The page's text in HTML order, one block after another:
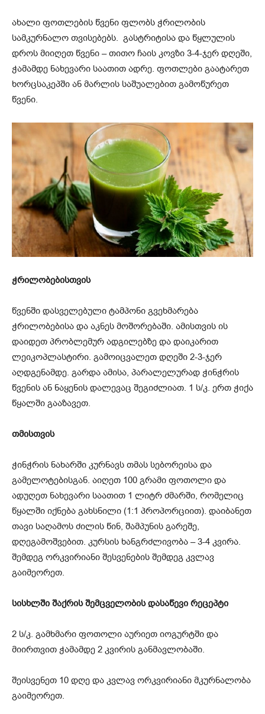
ახალი ფოთლების წვენი ფლობს ჭრილობის
სამკურნალო თვისებებს. გასტრიტისა და წყლულის
დროს მიიღეთ წვენი – თითო ჩაის კოვზი 3-4-ჯერ დღეში,
ჭამამდე ნახევარი საათით ადრე. ფოთლები გაატარეთ
ხორცსაკეპში ან მარლის საშუალებით გამოწურეთ
წვენი.
ჭრილობებისთვის
წვენში დასველებული ტამპონი გვეხმარება
ჭრილობებისა და აკნეს მოშორებაში. ამისთვის ის
დაიდეთ პრობლემურ ადგილებზე და დაიკარით
ლეიკოპლასტირი. გამოიცვალეთ დღეში 2-3-ჯერ
აღდგენამდე. გარდა ამისა, პარალელურად ჭინჭრის
წვენის ან ნაყენის დალევაც შეგიძლიათ. 1 ს/კ. ერთ ჭიქა
წყალში გააზავეთ.
თმისთვის
ჭინჭრის ნახარში კურნავს თმას სებორეისა და
გამელოტებისგან. აიღეთ 100 გრამი ფოთოლი და
ადუღეთ ნახევარი საათით 1 ლიტრ ძმარში, რომელიც
წყალში იქნება გახსნილი (1:1 პროპორციით). დაიბანეთ
თავი საღამოს ძილის წინ, შამპუნის გარეშე,
დღეგამოშვებით. კურსის ხანგრძლივობა – 3-4 კვირა.
შემდეგ ორკვირიანი შესვენების შემდეგ კვლავ
გაიმეორეთ.
სისხლში შაქრის შემცველობის დასაწევი რეცეპტი
2 ს/კ. გამხმარი ფოთოლი აურიეთ იოგურტში და
მიირთვით ჭამამდე 2 კვირის განმავლობაში.
შეისვენეთ 10 დღე და კვლავ ორკვირიანი მკურნალობა
გაიმეორეთ.